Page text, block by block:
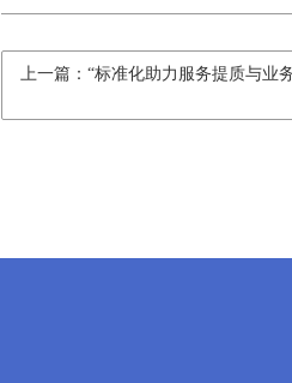
上一篇：“标准化助力服务提质与业